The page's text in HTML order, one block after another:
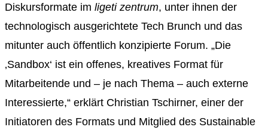
Diskursformate im ligeti zentrum, unter ihnen der
technologisch ausgerichtete Tech Brunch und das
mitunter auch öffentlich konzipierte Forum. „Die
‚Sandbox‘ ist ein offenes, kreatives Format für
Mitarbeitende und – je nach Thema – auch externe
Interessierte,“ erklärt Christian Tschirner, einer der
Initiatoren des Formats und Mitglied des Sustainable